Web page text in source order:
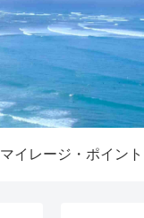
マイレージ・ポイント